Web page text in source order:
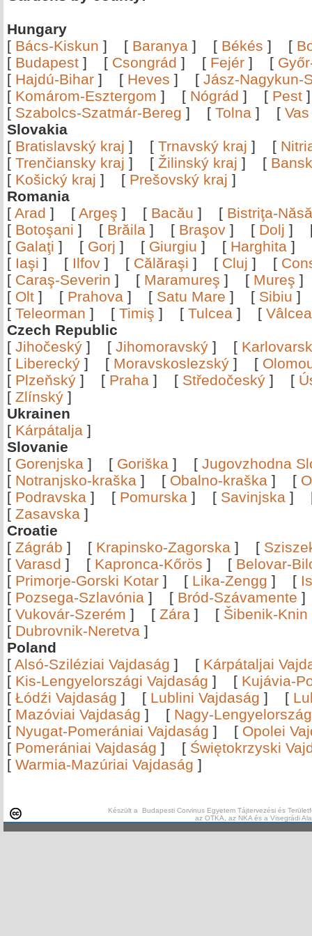
Hungary
[ Bács-Kiskun ] [ Baranya ] [ Békés ] [
[ Budapest ] [ Csongrád ] [ Fejér ] [
[ Hajdú-Bihar ] [ Heves ] [ Jász-Nagykun-
[ Komárom-Esztergom ] [ Nógrád ] [ Pest
[ Szabolcs-Szatmár-Bereg ] [ Tolna ] [ Vas
Slovakia
[ Bratislavský kraj ] [ Trnavský kraj ] [
[ Trenčiansky kraj ] [ Žilinský kraj ] [
[ Košický kraj ] [ Prešovský kraj ]
Romania
[ Arad ] [ Argeş ] [ Bacău ] [ Bistriţa-
[ Botoşani ] [ Brăila ] [ Braşov ] [ Dolj ]
[ Galaţi ] [ Gorj ] [ Giurgiu ] [ Harghita ]
[ Iaşi ] [ Ilfov ] [ Călăraşi ] [ Cluj ] [
[ Caraş-Severin ] [ Maramureş ] [ Mureş
[ Olt ] [ Prahova ] [ Satu Mare ] [ Sibiu
[ Teleorman ] [ Timiş ] [ Tulcea ] [
Czech Republic
[ Jihočeský ] [ Jihomoravský ] [
[ Liberecký ] [ Moravskoslezský ] [
[ Plzeňský ] [ Praha ] [ Středočeský ] [
[ Zlínský ]
Ukrainen
[ Kárpátalja ]
Slovanie
[ Gorenjska ] [ Goriška ] [ Jugovzhodna
[ Notranjsko-kraška ] [ Obalno-kraška ] [
[ Podravska ] [ Pomurska ] [ Savinjska ]
[ Zasavska ]
Croatie
[ Zágráb ] [ Krapinsko-Zagorska ] [
[ Varasd ] [ Kapronca-Kőrös ] [ Belovar-
[ Primorje-Gorski Kotar ] [ Lika-Zengg ] [
[ Pozsega-Szlavónia ] [ Bród-Szávamente
[ Vukovár-Szerém ] [ Zára ] [ Šibenik-Knin
[ Dubrovnik-Neretva ]
Poland
[ Alsó-Sziléziai Vajdaság ] [ Kárpátaljai
[ Kis-Lengyelországi Vajdaság ] [ Kujávia-
[ Łódźi Vajdaság ] [ Lublini Vajdaság ] [
[ Mazóviai Vajdaság ] [ Nagy-
[ Nyugat-Pomerániai Vajdaság ] [ Opolei
[ Pomerániai Vajdaság ] [ Świętokrzyski
[ Warmia-Mazúriai Vajdaság ]
Készült a Budapesti Corvinus Egyetem Tájtervezési és
az OTKA, az NKA és a Visegrádi